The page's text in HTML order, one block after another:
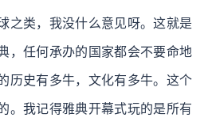
之类，我没什么意见呀。这就是
，任何承办的国家都会不要命地
历史有多牛，文化有多牛。这个
。我记得雅典开幕式玩的是所有